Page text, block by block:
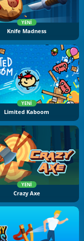
YENI
Knife Madness
YENI
Limited Kaboom
YENI
Crazy Axe